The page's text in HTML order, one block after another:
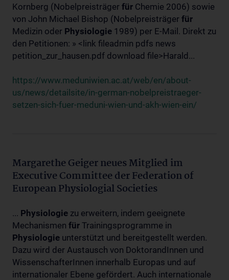
Kornberg (Nobelpreisträger für Chemie 2006) sowie
von John Michael Bishop (Nobelpreisträger für
Medizin oder Physiologie 1989) per E-Mail. Direkt zu
den Petitionen: » <link fileadmin pdfs news
petition_zur_hausen.pdf download file>Harald...
https://www.meduniwien.ac.at/web/en/about-
us/news/detailsite/in-german-nobelpreistraeger-
setzen-sich-fuer-meduni-wien-und-akh-wien-ein/
Margarethe Geiger neues Mitglied im
Executive Committee der Federation of
European Physiologial Societies
... Physiologie zu erweitern, indem geeignete
Mechanismen für Trainingsprogramme in
Physiologie unterstützt und bereitgestellt werden.
Dazu wird der Austausch von DoktorandInnen und
WissenschafterInnen innerhalb Europas und auf
internationaler Ebene gefördert. Auch internationale